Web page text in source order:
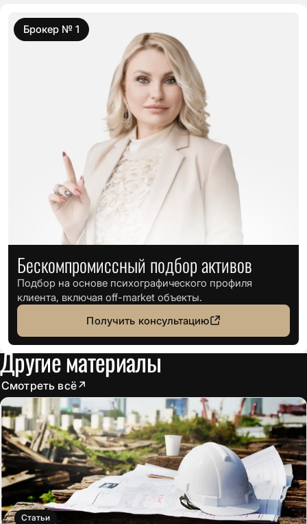
Брокер № 1
Бескомпромиссный подбор активов
Подбор на основе психографического профиля
клиента, включая off-market объекты.
Получить консультацию
Другие материалы
Смотреть всё↗
Статьи